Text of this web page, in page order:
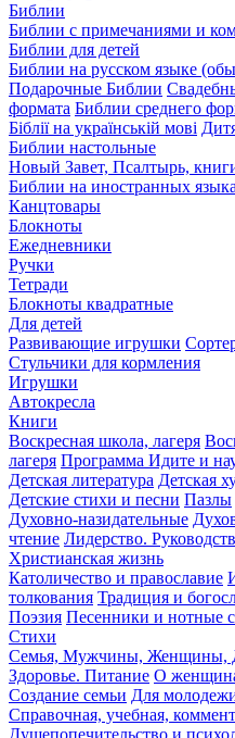
Библии
Библии с примечаниями и
Библии для детей
Библии на русском языке
Подарочные Библии
формата Библии среднего
Біблії на українській мові
Библии настольные
Новый Завет, Псалтырь,
Библии на иностранных
Канцтовары
Блокноты
Ежедневники
Ручки
Тетради
Блокноты квадратные
Для детей
Развивающие игрушки
Стульчики для кормления
Игрушки
Автокресла
Книги
Воскресная школа, лагеря
лагеря Программа Идите и
Детская литература Детская
Детские стихи и песни Пазлы
Духовно-назидательные
чтение Лидерство.
Христианская жизнь
Католичество и православие
толкования Традиция и
Поэзия Песенники и нотные
Стихи
Семья, Мужчины, Женщины,
Здоровье. Питание О
Создание семьи Для
Справочная, учебная,